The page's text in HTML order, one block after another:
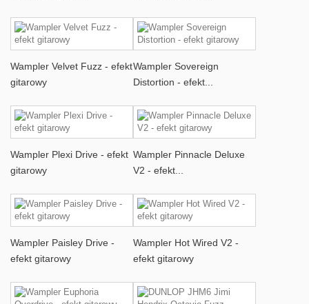
Wampler Velvet Fuzz - efekt
gitarowy
Wampler Sovereign
Distortion - efekt...
Wampler Plexi Drive - efekt
gitarowy
Wampler Pinnacle Deluxe
V2 - efekt...
Wampler Paisley Drive -
efekt gitarowy
Wampler Hot Wired V2 -
efekt gitarowy